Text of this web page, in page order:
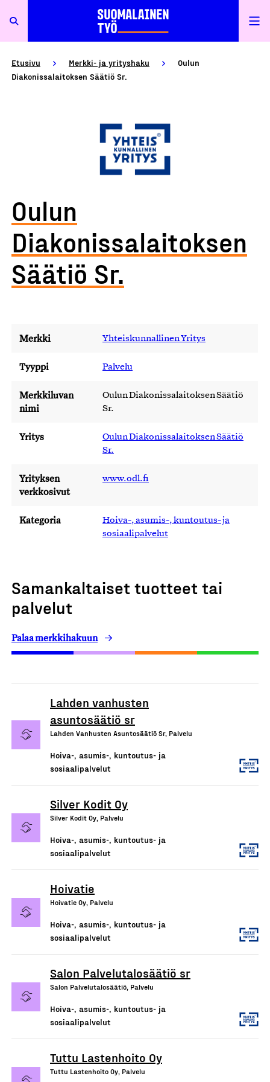
Etusivu Merkki- ja yrityshaku
Oulun
Diakonissalaitoksen Säätiö Sr.
Oulun
Diakonissalaitoksen
Säätiö Sr.
Merkki Yhteiskunnallinen Yritys
Tyyppi Palvelu
Merkkiluvan
nimi
Oulun Diakonissalaitoksen Säätiö
Sr.
Yritys
Oulun Diakonissalaitoksen Säätiö
Sr.
Yrityksen
verkkosivut
www.odl.fi
Kategoria
Hoiva-, asumis-, kuntoutus- ja
sosiaalipalvelut
Samankaltaiset tuotteet tai
palvelut
Palaa merkkihakuun
Lahden vanhusten
asuntosäätiö sr
Lahden Vanhusten Asuntosäätiö Sr, Palvelu
Hoiva-, asumis-, kuntoutus- ja
sosiaalipalvelut
Silver Kodit Oy
Silver Kodit Oy, Palvelu
Hoiva-, asumis-, kuntoutus- ja
sosiaalipalvelut
Hoivatie
Hoivatie Oy, Palvelu
Hoiva-, asumis-, kuntoutus- ja
sosiaalipalvelut
Salon Palvelutalosäätiö sr
Salon Palvelutalosäätiö, Palvelu
Hoiva-, asumis-, kuntoutus- ja
sosiaalipalvelut
Tuttu Lastenhoito Oy
Tuttu Lastenhoito Oy, Palvelu